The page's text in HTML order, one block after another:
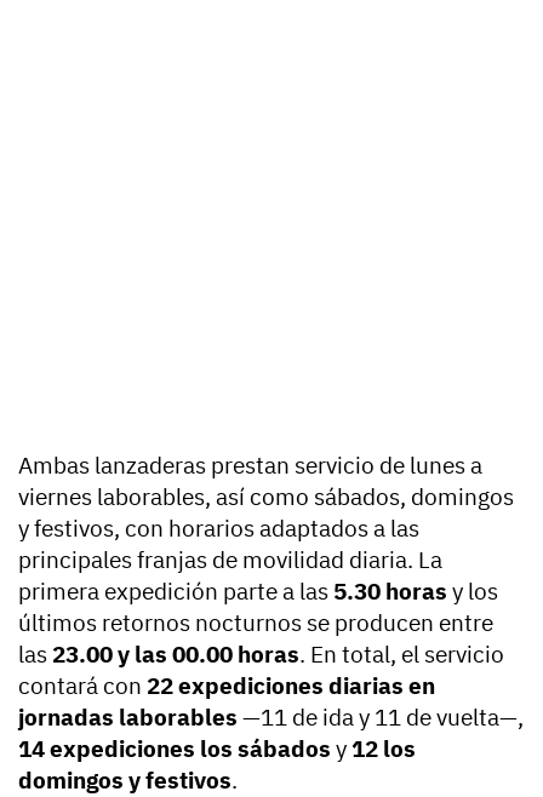
Ambas lanzaderas prestan servicio de lunes a
viernes laborables, así como sábados, domingos
y festivos, con horarios adaptados a las
principales franjas de movilidad diaria. La
primera expedición parte a las 5.30 horas y los
últimos retornos nocturnos se producen entre
las 23.00 y las 00.00 horas. En total, el servicio
contará con 22 expediciones diarias en
jornadas laborables —11 de ida y 11 de vuelta—,
14 expediciones los sábados y 12 los
domingos y festivos.